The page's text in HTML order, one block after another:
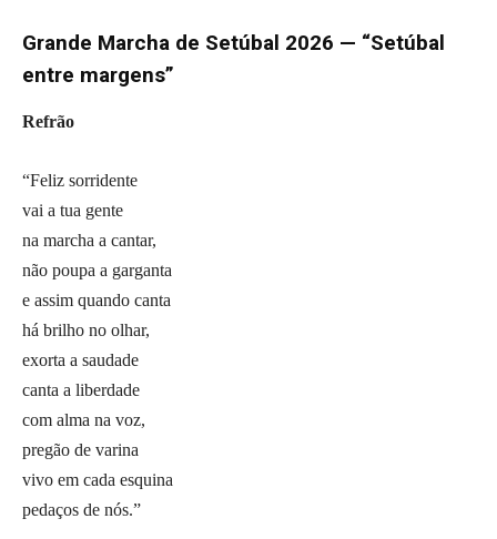
Grande Marcha de Setúbal 2026 — “Setúbal
entre margens”
Refrão
“Feliz sorridente
vai a tua gente
na marcha a cantar,
não poupa a garganta
e assim quando canta
há brilho no olhar,
exorta a saudade
canta a liberdade
com alma na voz,
pregão de varina
vivo em cada esquina
pedaços de nós.”